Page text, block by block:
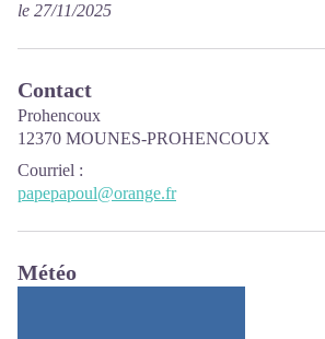
le 27/11/2025
Contact
Prohencoux
12370 MOUNES-PROHENCOUX
Courriel :
papepapoul@orange.fr
Météo